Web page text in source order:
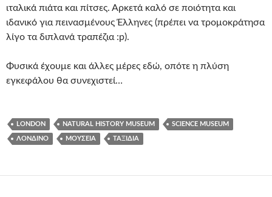
ιταλικά πιάτα και πίτσες. Αρκετά καλό σε ποιότητα και
ιδανικό για πεινασμένους Έλληνες (πρέπει να τρομοκράτησα
λίγο τα διπλανά τραπέζια :p).
Φυσικά έχουμε και άλλες μέρες εδώ, οπότε η πλύση
εγκεφάλου θα συνεχιστεί…
LONDON NATURAL HISTORY MUSEUM SCIENCE MUSEUM
ΛΟΝΔΊΝΟ ΜΟΥΣΕΊΑ ΤΑΞΊΔΙΑ